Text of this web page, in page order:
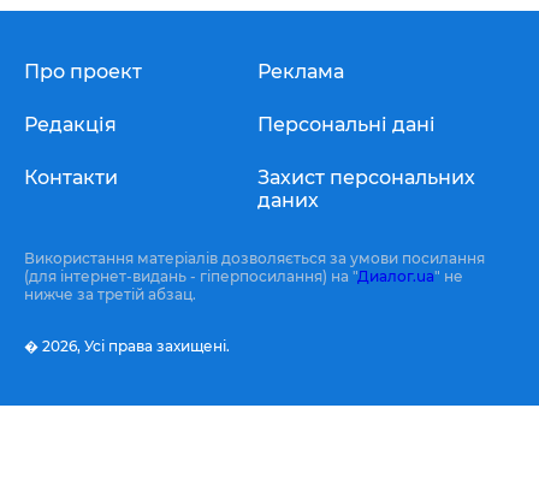
Про проект
Редакція
Контакти
Реклама
Персональні дані
Захист персональних
даних
Використання матеріалів дозволяється за умови посилання
(для інтернет-видань - гіперпосилання) на "Диалог.ua" не
нижче за третій абзац.
� 2026, Усі права захищені.